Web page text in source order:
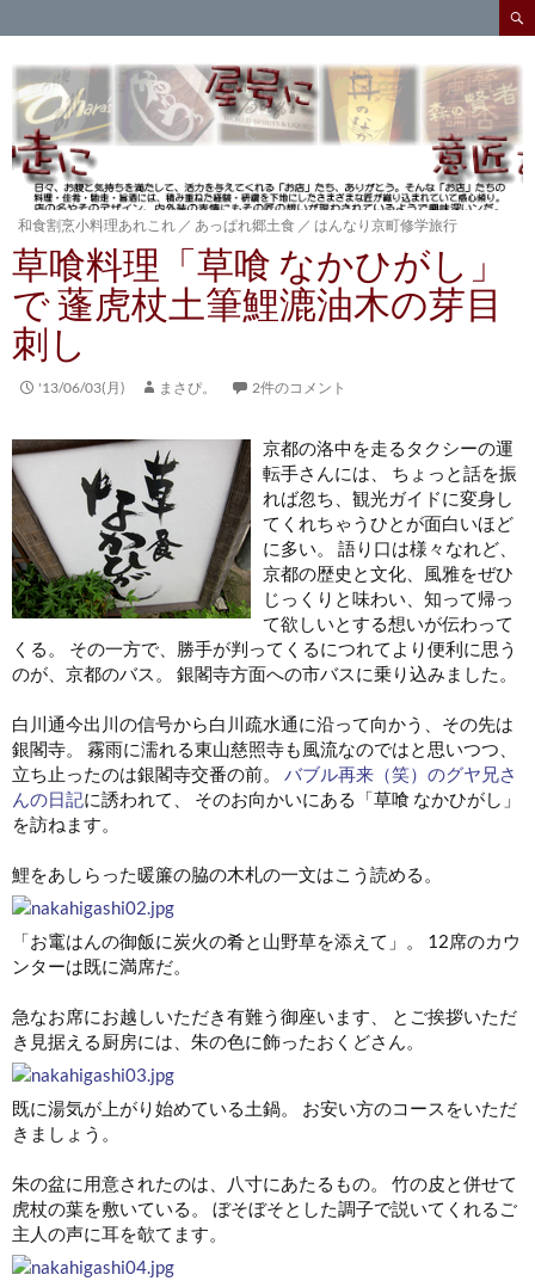
索
ン
テ
ン
ツ
へ
キ
ッ
プ
和食割烹小料理あれこれ ／ あっぱれ郷土食 ／ はんなり京町修学旅行
草喰料理「草喰 なかひがし」
で 蓬虎杖土筆鯉漉油木の芽目
刺し
'13/06/03(月) まさぴ。 2件のコメント
京都の洛中を走るタクシーの運
転手さんには、 ちょっと話を振
れば忽ち、観光ガイドに変身し
てくれちゃうひとが面白いほど
に多い。 語り口は様々なれど、
京都の歴史と文化、風雅をぜひ
じっくりと味わい、知って帰っ
て欲しいとする想いが伝わって
くる。 その一方で、勝手が判ってくるにつれてより便利に思う
のが、京都のバス。 銀閣寺方面への市バスに乗り込みました。
白川通今出川の信号から白川疏水通に沿って向かう、その先は
銀閣寺。 霧雨に濡れる東山慈照寺も風流なのではと思いつつ、
立ち止ったのは銀閣寺交番の前。 バブル再来（笑）のグヤ兄さ
んの日記に誘われて、 そのお向かいにある「草喰 なかひがし」
を訪ねます。
鯉をあしらった暖簾の脇の木札の一文はこう読める。
「お竃はんの御飯に炭火の肴と山野草を添えて」。 12席のカウ
ンターは既に満席だ。
急なお席にお越しいただき有難う御座います、 とご挨拶いただ
き見据える厨房には、朱の色に飾ったおくどさん。
既に湯気が上がり始めている土鍋。 お安い方のコースをいただ
きましょう。
朱の盆に用意されたのは、八寸にあたるもの。 竹の皮と併せて
虎杖の葉を敷いている。 ぼそぼそとした調子で説いてくれるご
主人の声に耳を欹てます。